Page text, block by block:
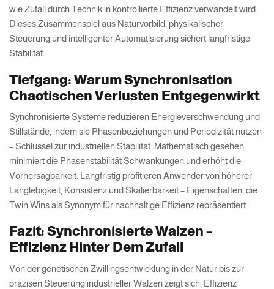
wie Zufall durch Technik in kontrollierte Effizienz verwandelt wird.
Dieses Zusammenspiel aus Naturvorbild, physikalischer
Steuerung und intelligenter Automatisierung sichert langfristige
Stabilität.
Tiefgang: Warum Synchronisation
Chaotischen Verlusten Entgegenwirkt
Synchronisierte Systeme reduzieren Energieverschwendung und
Stillstände, indem sie Phasenbeziehungen und Periodizität nutzen
– Schlüssel zur industriellen Stabilität. Mathematisch gesehen
minimiert die Phasenstabilität Schwankungen und erhöht die
Vorhersagbarkeit. Langfristig profitieren Anwender von höherer
Langlebigkeit, Konsistenz und Skalierbarkeit – Eigenschaften, die
Twin Wins als Synonym für nachhaltige Effizienz repräsentiert.
Fazit: Synchronisierte Walzen –
Effizienz Hinter Dem Zufall
Von der genetischen Zwillingsentwicklung in der Natur bis zur
präzisen Steuerung industrieller Walzen zeigt sich: Effizienz